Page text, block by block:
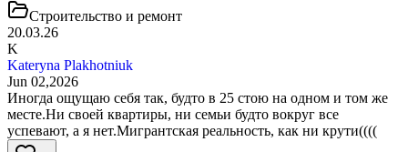
Строительство и ремонт
20.03.26
K
Kateryna Plakhotniuk
Jun 02,2026
Иногда ощущаю себя так, будто в 25 стою на одном и том же
месте.Ни своей квартиры, ни семьи будто вокруг все
успевают, а я нет.Мигрантская реальность, как ни крути((((